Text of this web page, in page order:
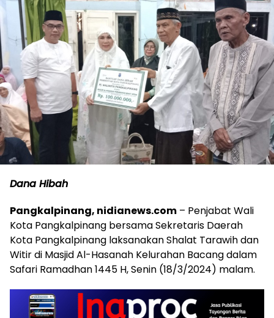
Dana Hibah
Pangkalpinang, nidianews.com – Penjabat Wali
Kota Pangkalpinang bersama Sekretaris Daerah
Kota Pangkalpinang laksanakan Shalat Tarawih dan
Witir di Masjid Al-Hasanah Kelurahan Bacang dalam
Safari Ramadhan 1445 H, Senin (18/3/2024) malam.